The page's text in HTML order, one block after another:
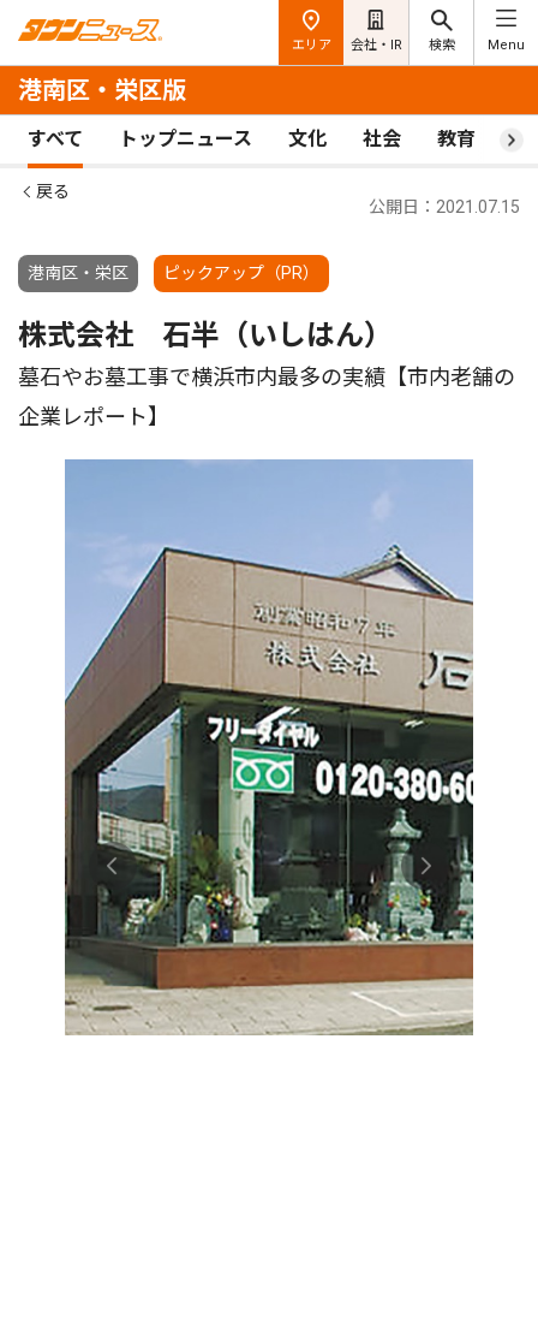
エリア 会社・IR 検索 Menu
港南区・栄区版
すべて トップニュース 文化 社会 教育 ス
戻る
港南区・栄区 ピックアップ（PR）
公開日：2021.07.15
株式会社 石半（いしはん）
墓石やお墓工事で横浜市内最多の実績【市内老舗の
企業レポート】